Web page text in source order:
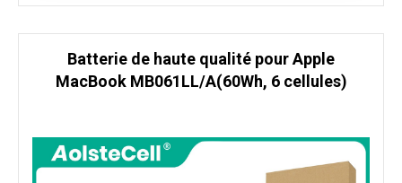
Batterie de haute qualité pour Apple
MacBook MB061LL/A(60Wh, 6 cellules)